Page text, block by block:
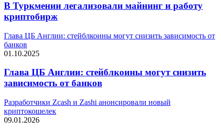
В Туркмении легализовали майнинг и работу
криптобирж
Глава ЦБ Англии: стейблкоины могут снизить зависимость от
банков
01.10.2025
Глава ЦБ Англии: стейблкоины могут снизить
зависимость от банков
Разработчики Zcash и Zashi анонсировали новый
криптокошелек
09.01.2026